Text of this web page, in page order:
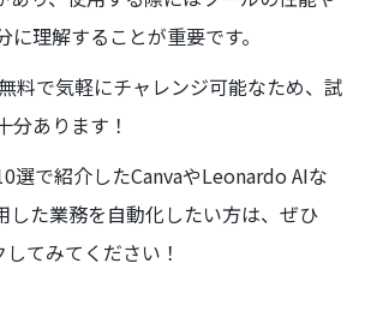
理解することが重要です。
料で気軽にチャレンジ可能なため、試
分あります！
選で紹介したCanvaやLeonardo AIな
した業務を自動化したい方は、ぜひ
てみてください！